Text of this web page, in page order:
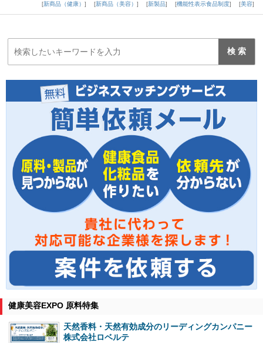
新商品（健康）
新商品（美容） 新製品 機能性表示食品制度 美容
健康美容EXPO 原料特集
天然香料・天然有効成分のリーディングカンパニー
株式会社ロベルテ